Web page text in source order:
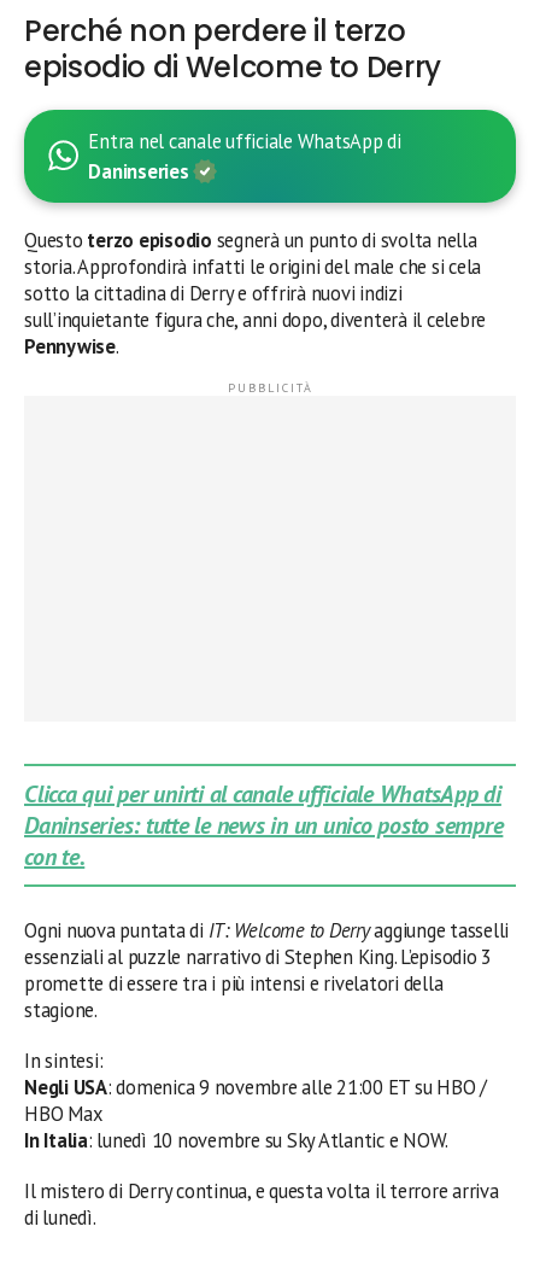
Perché non perdere il terzo
episodio di Welcome to Derry
Entra nel canale ufficiale WhatsApp di
Daninseries
Questo terzo episodio segnerà un punto di svolta nella
storia. Approfondirà infatti le origini del male che si cela
sotto la cittadina di Derry e offrirà nuovi indizi
sull’inquietante figura che, anni dopo, diventerà il celebre
Pennywise.
Clicca qui per unirti al canale ufficiale WhatsApp di
Daninseries: tutte le news in un unico posto sempre
con te.
Ogni nuova puntata di IT: Welcome to Derryaggiunge tasselli
essenziali al puzzle narrativo di Stephen King. L’episodio 3
promette di essere tra i più intensi e rivelatori della
stagione.
In sintesi:
Negli USA: domenica 9 novembre alle 21:00 ET su HBO /
HBO Max
In Italia: lunedì 10 novembre su Sky Atlantic e NOW.
Il mistero di Derry continua, e questa volta il terrore arriva
di lunedì.